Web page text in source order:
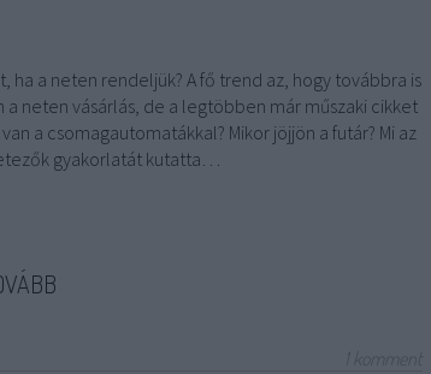
ha a neten rendeljük? A fő trend az, hogy továbbra is
neten vásárlás, de a legtöbben már műszaki cikket
a csomagautomatákkal? Mikor jöjjön a futár? Mi az
gyakorlatát kutatta…
komment